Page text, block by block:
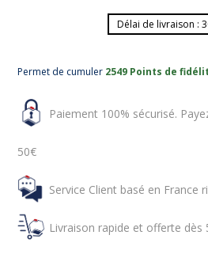
Délai de livraison :
Permet de cumuler 2549 Points de
Paiement 100% sécurisé.
50€
Service Client basé en France
Livraison rapide et offerte dès